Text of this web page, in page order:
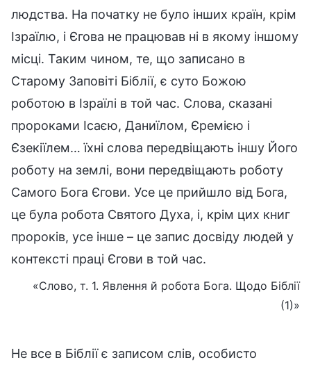
людства. На початку не було інших країн, крім
Ізраїлю, і Єгова не працював ні в якому іншому
місці. Таким чином, те, що записано в
Старому Заповіті Біблії, є суто Божою
роботою в Ізраїлі в той час. Слова, сказані
пророками Ісаєю, Даниїлом, Єремією і
Єзекіїлем… їхні слова передвіщають іншу Його
роботу на землі, вони передвіщають роботу
Самого Бога Єгови. Усе це прийшло від Бога,
це була робота Святого Духа, і, крім цих книг
пророків, усе інше – це запис досвіду людей у
контексті праці Єгови в той час.
«Слово, т. 1. Явлення й робота Бога. Щодо Біблії
(1)»
Не все в Біблії є записом слів, особисто